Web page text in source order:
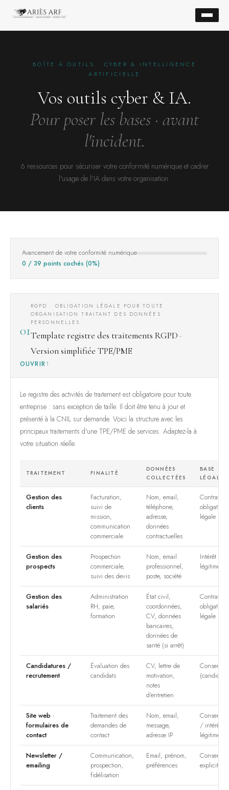
BOÎTE À OUTILS · CYBER & INTELLIGENCE
ARTIFICIELLE
Vos outils cyber & IA.
Pour poser les bases · avant
l'incident.
6 ressources pour sécuriser votre conformité numérique et cadrer
l'usage de l'IA dans votre organisation.
Avancement de votre conformité numérique
0 / 39 points cochés (0%)
01
RGPD · OBLIGATION LÉGALE POUR TOUTE
ORGANISATION TRAITANT DES DONNÉES
PERSONNELLES
Template registre des traitements RGPD ·
Version simplifiée TPE/PME
OUVRIR
Le registre des activités de traitement est obligatoire pour toute
entreprise : sans exception de taille. Il doit être tenu à jour et
présenté à la CNIL sur demande. Voici la structure avec les
principaux traitements d'une TPE/PME de services. Adaptez-la à
votre situation réelle.
TRAITEMENT FINALITÉ
DONNÉES
COLLECTÉES
BASE
LÉGALE
Gestion des
clients
Facturation,
suivi de
mission,
communication
commerciale
Nom, email,
téléphone,
adresse,
données
contractuelles
Contrat /
obligation
légale
Gestion des
prospects
Prospection
commerciale,
suivi des devis
Nom, email
professionnel,
poste, société
Intérêt
légitime
Gestion des
salariés
Administration
RH, paie,
formation
État civil,
coordonnées,
CV, données
bancaires,
données de
santé (si arrêt)
Contrat /
obligation
légale
Candidatures /
recrutement
Évaluation des
candidats
CV, lettre de
motivation,
notes
d'entretien
(candidat)
Site web ·
formulaires de
contact
Traitement des
demandes de
contact
Nom, email,
message,
adresse IP
/ intérêt
légitime
Newsletter /
emailing
Communication,
prospection,
fidélisation
Email, prénom,
préférences
explicite